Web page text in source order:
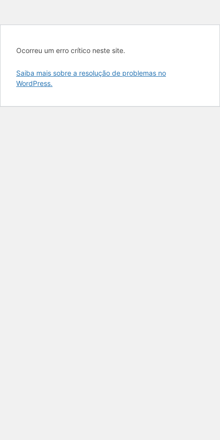
Ocorreu um erro crítico neste site.
Saiba mais sobre a resolução de problemas no
WordPress.